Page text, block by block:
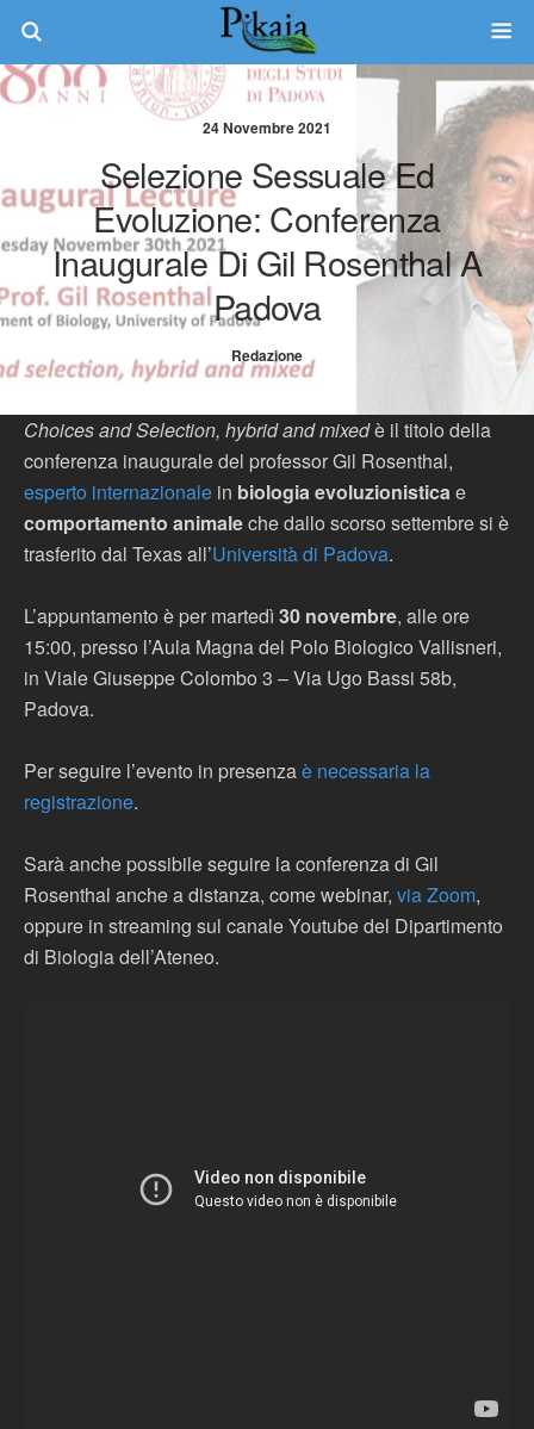
24 Novembre 2021
Selezione Sessuale Ed
Evoluzione: Conferenza
Inaugurale Di Gil Rosenthal A
Padova
Redazione
Choices and Selection, hybrid and mixedè il titolo della
conferenza inaugurale del professor Gil Rosenthal,
esperto internazionale in biologia evoluzionisticae
comportamento animaleche dallo scorso settembre si è
trasferito dal Texas all’Università di Padova.
L’appuntamento è per martedì 30 novembre, alle ore
15:00, presso l’Aula Magna del Polo Biologico Vallisneri,
in Viale Giuseppe Colombo 3 – Via Ugo Bassi 58b,
Padova.
Per seguire l’evento in presenzaè necessaria la
registrazione.
Sarà anche possibile seguire la conferenza di Gil
Rosenthal anche a distanza, come webinar, via Zoom,
oppure in streaming sul canale Youtube del Dipartimento
di Biologia dell’Ateneo.